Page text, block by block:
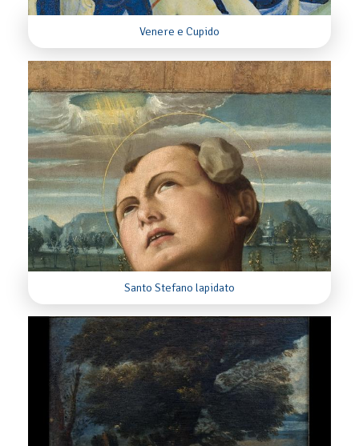
Venere e Cupido
Santo Stefano lapidato